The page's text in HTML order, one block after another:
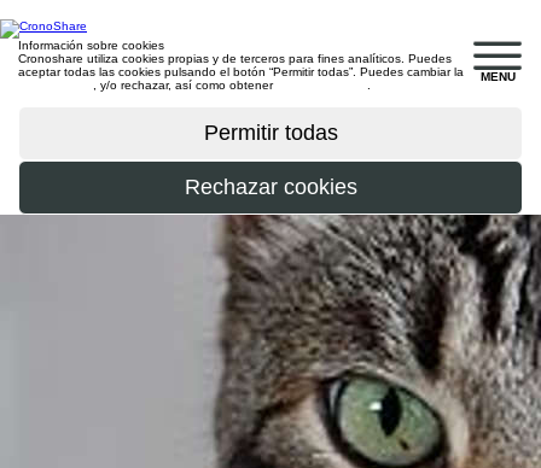
MENU
Información sobre cookies
Cronoshare utiliza cookies propias y de terceros para fines analíticos. Puedes
aceptar todas las cookies pulsando el botón “Permitir todas”. Puedes cambiar la
, y/o rechazar, así como obtener